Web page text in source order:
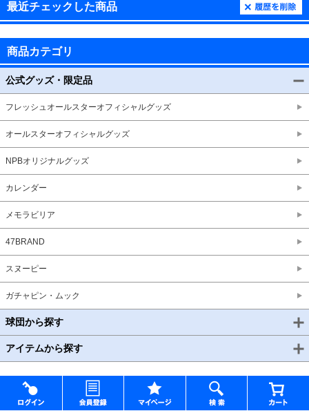
最近チェックした商品
商品カテゴリ
公式グッズ・限定品
フレッシュオールスターオフィシャルグッズ
オールスターオフィシャルグッズ
NPBオリジナルグッズ
カレンダー
メモラビリア
47BRAND
スヌーピー
ガチャピン・ムック
球団から探す
アイテムから探す